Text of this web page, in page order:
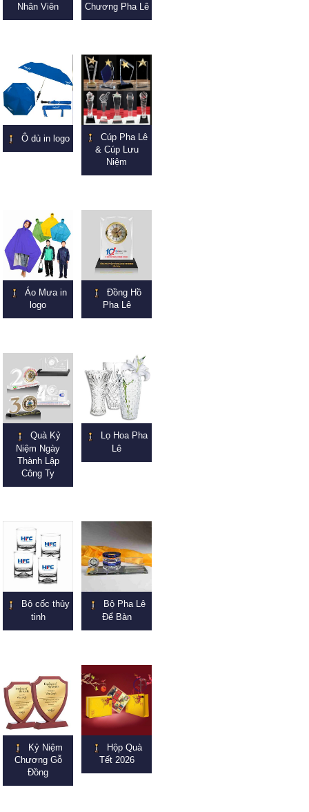
Nhân Viên
Chương Pha Lê
Ô dù in logo
Cúp Pha Lê
& Cúp Lưu
Niệm
Áo Mưa in
logo
Đồng Hồ
Pha Lê
Quà Kỷ
Niệm Ngày
Thành Lập
Công Ty
Lọ Hoa Pha
Lê
Bộ cốc thủy
tinh
Bộ Pha Lê
Để Bàn
Kỷ Niệm
Chương Gỗ
Đồng
Hộp Quà
Tết 2026